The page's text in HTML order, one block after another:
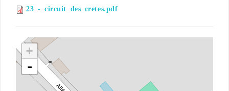
23_-_circuit_des_cretes.pdf
+
-